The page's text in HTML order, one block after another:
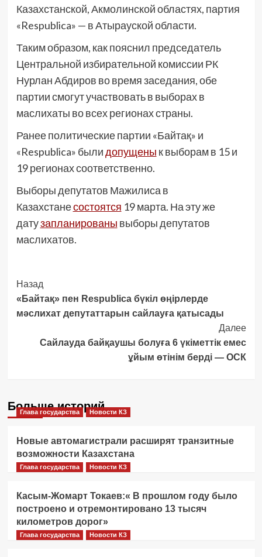
Казахстанской, Акмолинской областях, партия
«Respublica» — в Атырауской области.
Таким образом, как пояснил председатель
Центральной избирательной комиссии РК
Нурлан Абдиров во время заседания, обе
партии смогут участвовать в выборах в
маслихаты во всех регионах страны.
Ранее политические партии «Байтақ» и
«Respublica» былидопущены к выборам в 15 и
19 регионах соответственно.
Выборы депутатов Мажилиса в
Казахстанесостоятся 19 марта. На эту же
датузапланированы выборы депутатов
маслихатов.
Post
Navigation
Назад
«Байтақ» пен Respublica бүкіл өңірлерде
мәслихат депутаттарын сайлауға қатысады
Далее
Сайлауда байқаушы болуға 6 үкіметтік емес
ұйым өтінім берді — ОСК
Больше историй
Глава государства Новости КЗ
Новые автомагистрали расширят транзитные
возможности Казахстана
Глава государства Новости КЗ
Касым-Жомарт Токаев:« В прошлом году было
построено и отремонтировано 13 тысяч
километров дорог»
Глава государства Новости КЗ